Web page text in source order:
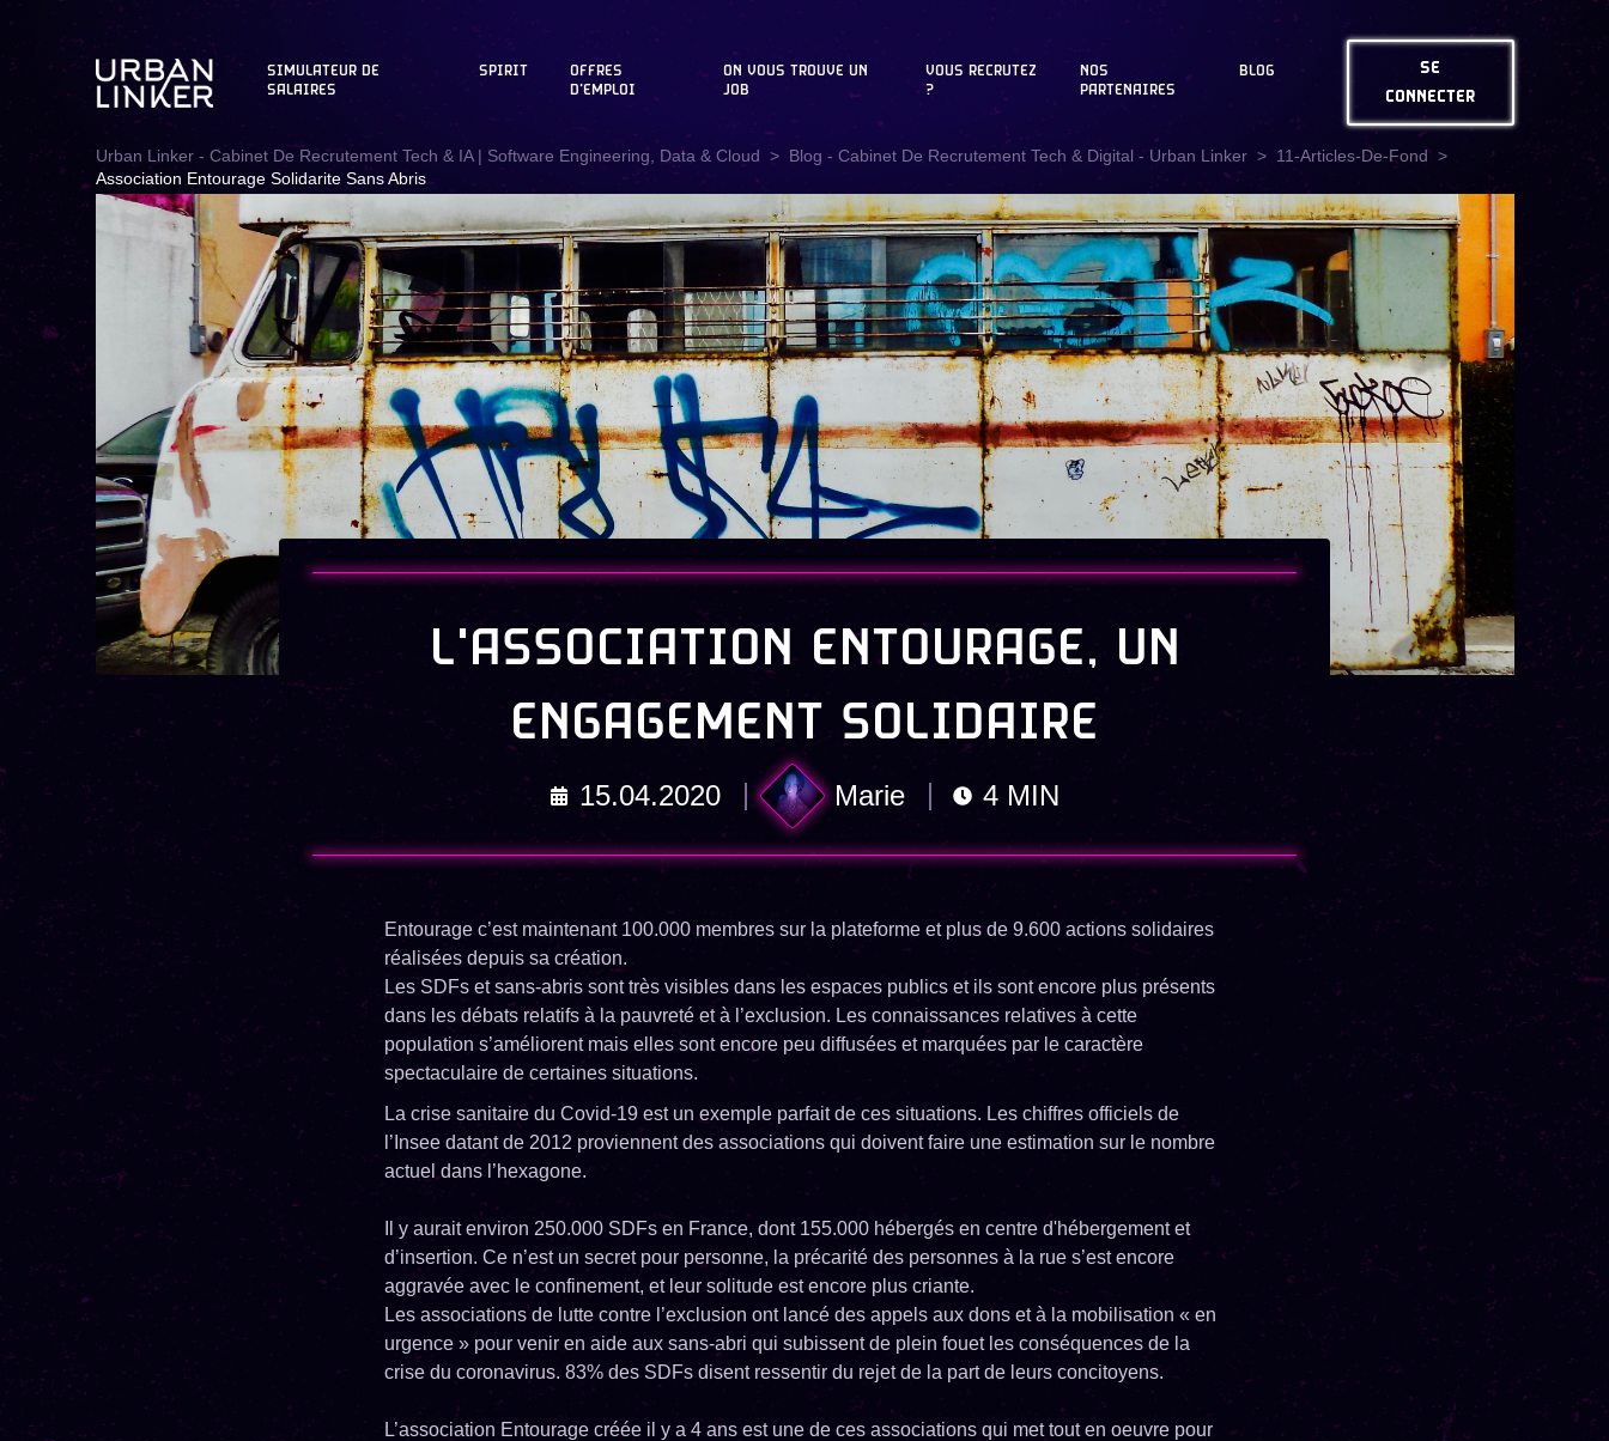
SIMULATEUR DE
SALAIRES
SPIRIT
OFFRES
D'EMPLOI
ON VOUS TROUVE UN
JOB
VOUS RECRUTEZ
?
NOS
PARTENAIRES
BLOG
SE
CONNECTER
Urban Linker - Cabinet De Recrutement Tech & IA | Software Engineering, Data & Cloud Blog - Cabinet De Recrutement Tech & Digital - Urban Linker
11-Articles-De-Fond
Association Entourage Solidarite Sans Abris
L'ASSOCIATION ENTOURAGE, UN
ENGAGEMENT SOLIDAIRE
Marie
15.04.2020 4 MIN
Entourage c’est maintenant 100.000 membres sur la plateforme et plus de 9.600 actions solidaires
réalisées depuis sa création.
Les SDFs et sans-abris sont très visibles dans les espaces publics et ils sont encore plus présents
dans les débats relatifs à la pauvreté et à l’exclusion. Les connaissances relatives à cette
population s’améliorent mais elles sont encore peu diffusées et marquées par le caractère
spectaculaire de certaines situations.
La crise sanitaire du Covid-19 est un exemple parfait de ces situations. Les chiffres officiels de
l’Insee datant de 2012 proviennent des associations qui doivent faire une estimation sur le nombre
actuel dans l’hexagone.
Il y aurait environ 250.000 SDFs en France, dont 155.000 hébergés en centre d'hébergement et
d’insertion. Ce n’est un secret pour personne, la précarité des personnes à la rue s’est encore
aggravée avec le confinement, et leur solitude est encore plus criante.
Les associations de lutte contre l’exclusion ont lancé des appels aux dons et à la mobilisation « en
urgence » pour venir en aide aux sans-abri qui subissent de plein fouet les conséquences de la
crise du coronavirus. 83% des SDFs disent ressentir du rejet de la part de leurs concitoyens.
L’association Entourage créée il y a 4 ans est une de ces associations qui met tout en oeuvre pour